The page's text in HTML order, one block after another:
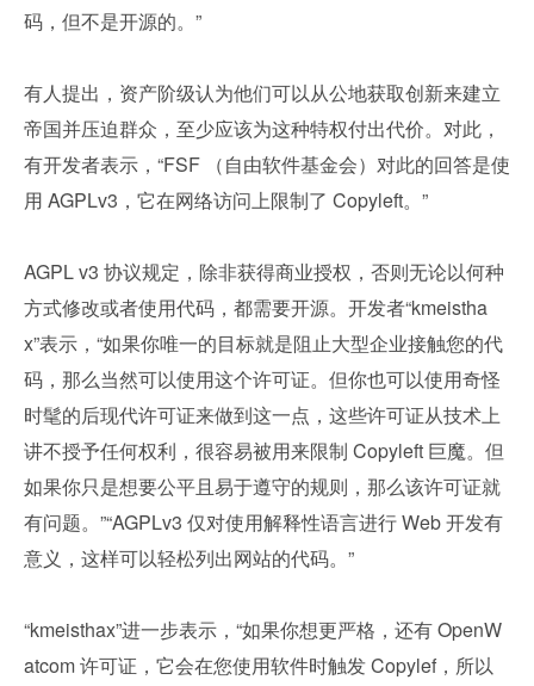
码，但不是开源的。”
有人提出，资产阶级认为他们可以从公地获取创新来建立
帝国并压迫群众，至少应该为这种特权付出代价。对此，
有开发者表示，“FSF （自由软件基金会）对此的回答是使
用 AGPLv3，它在网络访问上限制了 Copyleft。”
AGPL v3 协议规定，除非获得商业授权，否则无论以何种
方式修改或者使用代码，都需要开源。开发者“kmeistha
x”表示，“如果你唯一的目标就是阻止大型企业接触您的代
码，那么当然可以使用这个许可证。但你也可以使用奇怪
时髦的后现代许可证来做到这一点，这些许可证从技术上
讲不授予任何权利，很容易被用来限制 Copyleft 巨魔。但
如果你只是想要公平且易于遵守的规则，那么该许可证就
有问题。”“AGPLv3 仅对使用解释性语言进行 Web 开发有
意义，这样可以轻松列出网站的代码。”
“kmeisthax”进一步表示，“如果你想更严格，还有 OpenW
atcom 许可证，它会在您使用软件时触发 Copylef，所以